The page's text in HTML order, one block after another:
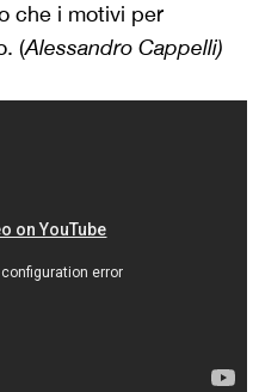
che i motivi per
. (Alessandro Cappelli)